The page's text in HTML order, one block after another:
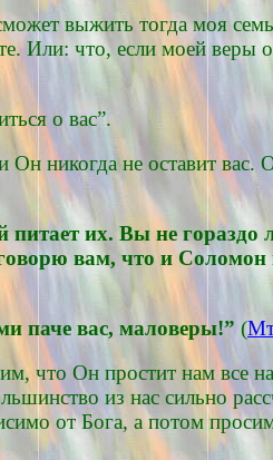
выжить тогда моя
Или: что, если моей веры
о вас”.
никогда не оставит вас.
питает их. Вы не
вам, что и Соломон
паче вас, маловеры!” (
что Он простит нам все
из нас сильно
от Бога, а потом